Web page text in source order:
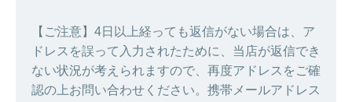
【ご注意】4日以上経っても返信がない場合は、ア
ドレスを誤って入力されたために、当店が返信でき
ない状況が考えられますので、再度アドレスをご確
認の上お問い合わせください。携帯メールアドレス